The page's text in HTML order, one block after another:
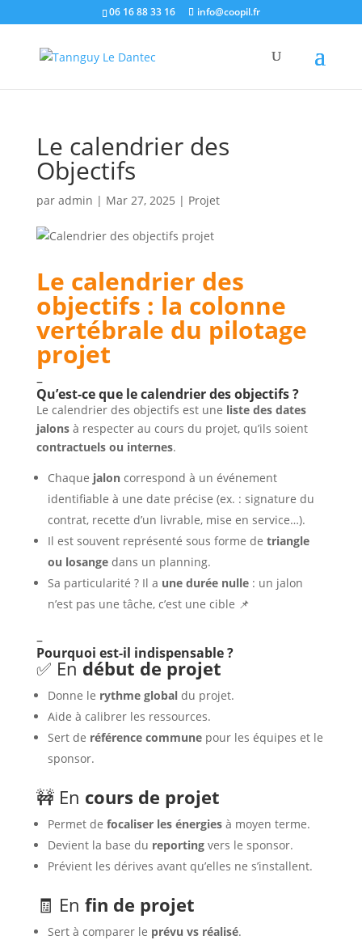
06 16 88 33 16 info@coopil.fr
Le calendrier des
Objectifs
par admin | Mar 27, 2025 | Projet
Le calendrier des
objectifs : la colonne
vertébrale du pilotage
projet
–
Qu’est-ce que le calendrier des objectifs ?
Le calendrier des objectifs est une liste des dates
jalonsà respecter au cours du projet, qu’ils soient
contractuels ou internes.
Chaque jaloncorrespond à un événement
identifiable à une date précise (ex. : signature du
contrat, recette d’un livrable, mise en service…).
Il est souvent représenté sous forme de triangle
ou losangedans un planning.
Sa particularité ? Il a une durée nulle: un jalon
n’est pas une tâche, c’est une cible 📌
–
Pourquoi est-il indispensable ?
✅ En début de projet
Donne le rythme globaldu projet.
Aide à calibrer les ressources.
Sert de référence communepour les équipes et le
sponsor.
🚧 En cours de projet
Permet de focaliser les énergiesà moyen terme.
Devient la base du reportingvers le sponsor.
Prévient les dérives avant qu’elles ne s’installent.
🧾 En fin de projet
Sert à comparer le prévu vs réalisé.